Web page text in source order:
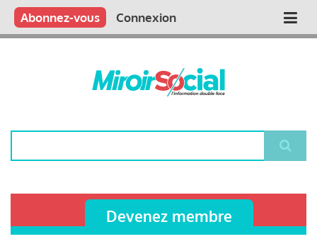
Aller
contenu
Main
Qui sommes nous ?
Vous publiez
Nous publions
Contactez-nous
Abonnez-vous Connexion
Devenez membre